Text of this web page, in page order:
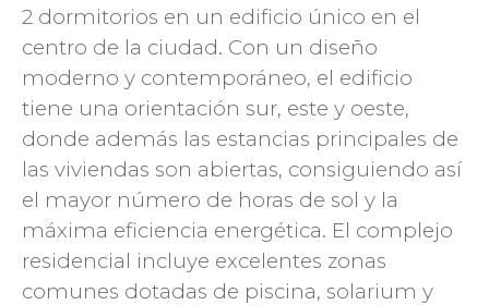
2 dormitorios en un edificio único en el
centro de la ciudad. Con un diseño
moderno y contemporáneo, el edificio
tiene una orientación sur, este y oeste,
donde además las estancias principales de
las viviendas son abiertas, consiguiendo así
el mayor número de horas de sol y la
máxima eficiencia energética. El complejo
residencial incluye excelentes zonas
comunes dotadas de piscina, solarium y